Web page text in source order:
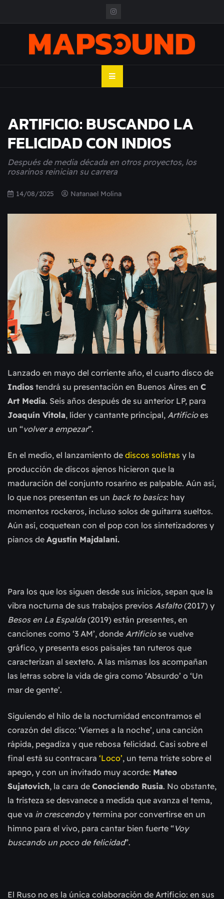
MAPSOUND
ARTIFICIO: BUSCANDO LA
FELICIDAD CON INDIOS
Después de media década en otros proyectos, los
rosarinos reinician su carrera
14/08/2025 Natanael Molina
Lanzado en mayo del corriente año, el cuarto disco de
Indios tendrá su presentación en Buenos Aires en C
Art Media. Seis años después de su anterior LP, para
Joaquín Vitola, líder y cantante principal, Artificioes
un “volver a empezar”.
En el medio, el lanzamiento de discos solistas y la
producción de discos ajenos hicieron que la
maduración del conjunto rosarino es palpable. Aún así,
lo que nos presentan es un back to basics: hay
momentos rockeros, incluso solos de guitarra sueltos.
Aún así, coquetean con el pop con los sintetizadores y
pianos de Agustín Majdalani.
Para los que los siguen desde sus inicios, sepan que la
vibra nocturna de sus trabajos previos Asfalto(2017) y
Besos en La Espalda (2019) están presentes, en
canciones como ‘3 AM’, donde Artificiose vuelve
gráfico, y presenta esos paisajes tan ruteros que
caracterizan al sexteto. A las mismas los acompañan
las letras sobre la vida de gira como ‘Absurdo’ o ‘Un
mar de gente’.
Siguiendo el hilo de la nocturnidad encontramos el
corazón del disco: ‘Viernes a la noche’, una canción
rápida, pegadiza y que rebosa felicidad. Casi sobre el
final está su contracara ‘Loco’, un tema triste sobre el
apego, y con un invitado muy acorde: Mateo
Sujatovich, la cara de Conociendo Rusia. No obstante,
la tristeza se desvanece a medida que avanza el tema,
que va in crescendoy termina por convertirse en un
himno para el vivo, para cantar bien fuerte “Voy
buscando un poco de felicidad”.
El Ruso no es la única colaboración de Artificio: en sus